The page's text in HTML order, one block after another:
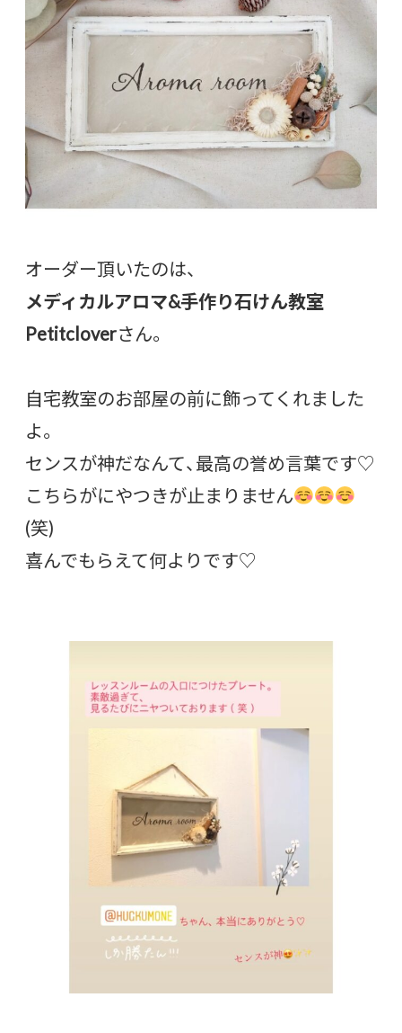
オーダー頂いたのは、
メディカルアロマ&手作り石けん教室
Petitcloverさん。
自宅教室のお部屋の前に飾ってくれました
よ。
センスが神だなんて、最高の誉め言葉です♡
こちらがにやつきが止まりません
(笑)
喜んでもらえて何よりです♡